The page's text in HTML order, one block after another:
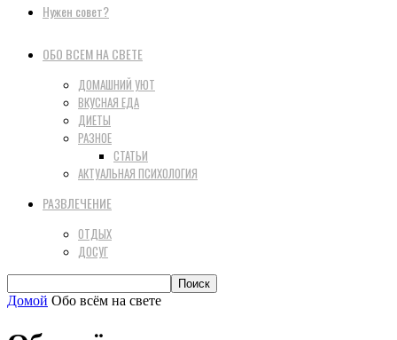
Нужен совет?
ОБО ВСЕМ НА СВЕТЕ
ДОМАШНИЙ УЮТ
ВКУСНАЯ ЕДА
ДИЕТЫ
РАЗНОЕ
СТАТЬИ
АКТУАЛЬНАЯ ПСИХОЛОГИЯ
РАЗВЛЕЧЕНИЕ
ОТДЫХ
ДОСУГ
Домой Обо всём на свете